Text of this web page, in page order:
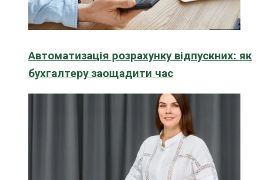
Автоматизація розрахунку відпускних: як
бухгалтеру заощадити час